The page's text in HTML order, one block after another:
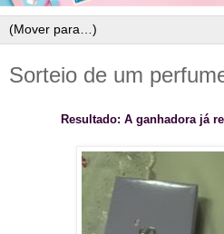
Sorteio de um
Resultado: A ganhadora já